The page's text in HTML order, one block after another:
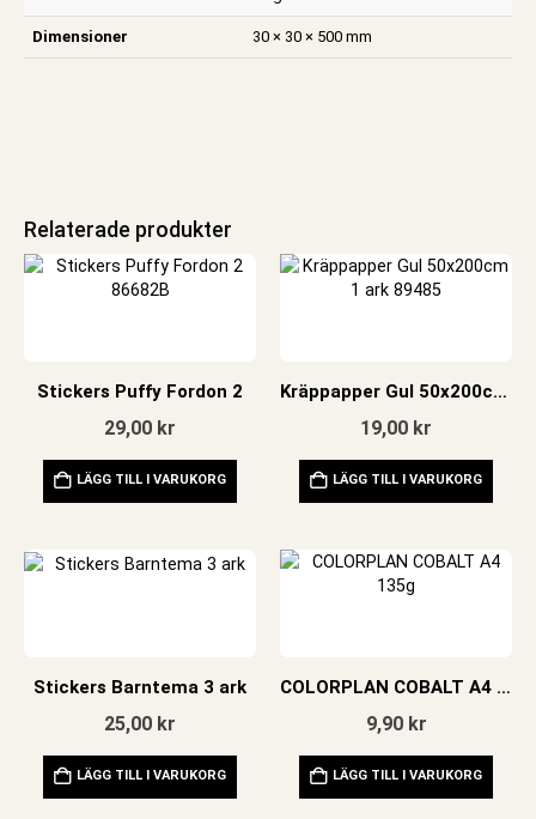
Dimensioner 30 × 30 × 500 mm
Relaterade produkter
Stickers Puffy Fordon 2
29,00 kr
LÄGG TILL I VARUKORG
Kräppapper Gul 50x200cm 1 ark
19,00 kr
LÄGG TILL I VARUKORG
Stickers Barntema 3 ark
25,00 kr
LÄGG TILL I VARUKORG
COLORPLAN COBALT A4 135g
9,90 kr
LÄGG TILL I VARUKORG